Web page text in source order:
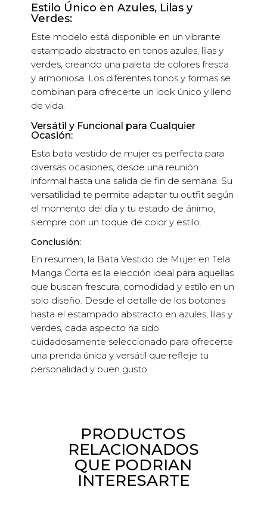
Estilo Único en Azules, Lilas y
Verdes:
Este modelo está disponible en un vibrante
estampado abstracto en tonos azules, lilas y
verdes, creando una paleta de colores fresca
y armoniosa. Los diferentes tonos y formas se
combinan para ofrecerte un look único y lleno
de vida.
Versátil y Funcional para Cualquier
Ocasión:
Esta bata vestido de mujer es perfecta para
diversas ocasiones, desde una reunión
informal hasta una salida de fin de semana. Su
versatilidad te permite adaptar tu outfit según
el momento del día y tu estado de ánimo,
siempre con un toque de color y estilo.
Conclusión:
En resumen, la Bata Vestido de Mujer en Tela
Manga Corta es la elección ideal para aquellas
que buscan frescura, comodidad y estilo en un
solo diseño. Desde el detalle de los botones
hasta el estampado abstracto en azules, lilas y
verdes, cada aspecto ha sido
cuidadosamente seleccionado para ofrecerte
una prenda única y versátil que refleje tu
personalidad y buen gusto.
PRODUCTOS
RELACIONADOS
QUE PODRIAN
INTERESARTE